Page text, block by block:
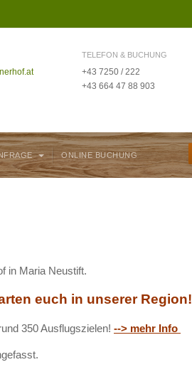
TELEFON & BUCHUNG
+43 7250 / 222
+43 664 47 88 903
ONLINE BUCHUNG
in Maria Neustift.
euch in unserer Region!
350 Ausflugszielen! --> mehr Info